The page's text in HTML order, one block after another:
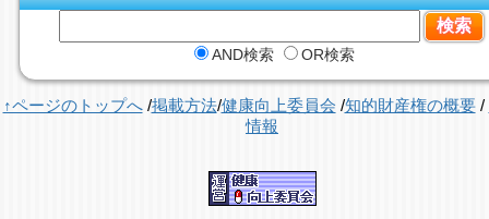
AND検索 OR検索
↑ページのトップへ/掲載方法/健康向上委員会 /知的財産権の概要/
情報